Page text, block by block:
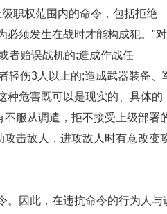
职权范围内的命令，包括拒绝
必须发生在战时才能构成犯。"对
者贻误战机的;造成作战任
轻伤3人以上的;造成武器装备、
种危害既可以是现实的、具体的
服从调遣，拒不接受上级部署
击敌人，进攻敌人时有意改变
因此，在违抗命令的行为人与